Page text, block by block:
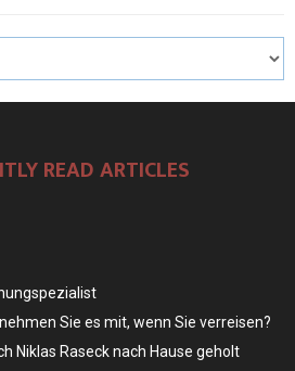
READ ARTICLES
Sie es mit, wenn Sie verreisen?
Niklas Raseck nach Hause geholt